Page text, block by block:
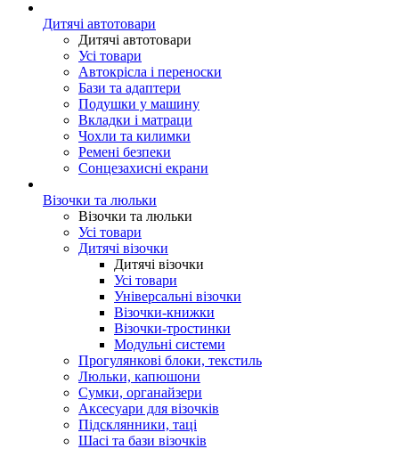
Дитячі автотовари
Дитячі автотовари
Усі товари
Автокрісла і переноски
Бази та адаптери
Подушки у машину
Вкладки і матраци
Чохли та килимки
Ремені безпеки
Сонцезахисні екрани
Візочки та люльки
Візочки та люльки
Усі товари
Дитячі візочки
Дитячі візочки
Усі товари
Універсальні візочки
Візочки-книжки
Візочки-тростинки
Модульні системи
Прогулянкові блоки, текстиль
Люльки, капюшони
Сумки, органайзери
Аксесуари для візочків
Підсклянники, таці
Шасі та бази візочків